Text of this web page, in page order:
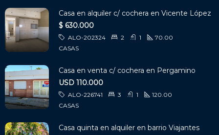
Casa en alquiler c/ cochera en Vicente López
$ 630.000
ALO-202324 2 1
70.00
CASAS
Casa en venta c/ cochera en Pergamino
USD 110.000
ALO-226741 3 1
120.00
CASAS
Casa quinta en alquiler en barrio Viajantes